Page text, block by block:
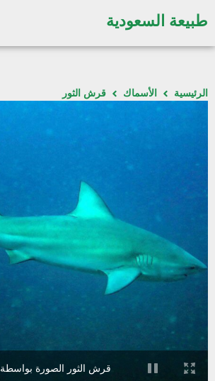
طبيعة السعودية
الرئيسية الأسماك قرش الثور
قرش الثور الصورة بواسطة Chaloklum Diving